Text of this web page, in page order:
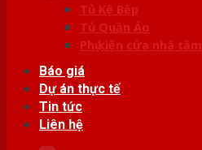
Tủ Kệ Bếp
Tủ Quần Áo
Phụ kiện cửa nhà tắm
Báo giá
Dự án thực tế
Tin tức
Liên hệ